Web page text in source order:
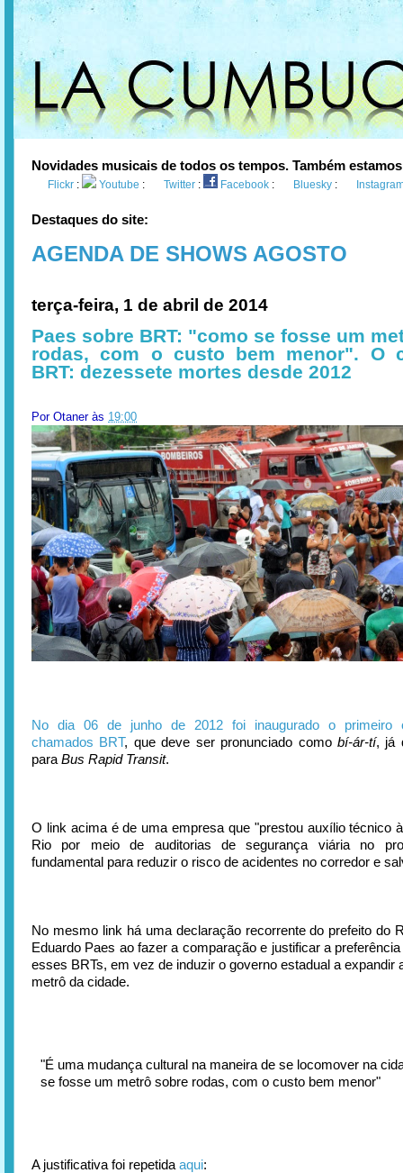
Novidades musicais de todos os tempos. Também
Flickr : Youtube : Twitter : Facebook : Bluesky :
Destaques do site:
AGENDA DE SHOWS AGOSTO
terça-feira, 1 de abril de 2014
Paes sobre BRT: "como se fosse um
rodas, com o custo bem menor". O
BRT: dezessete mortes desde 2012
Por Otaner às 19:00
No dia 06 de junho de 2012 foi inaugurado o primeiro
chamados BRT, que deve ser pronunciado como bí-ár-tí, já
para Bus Rapid Transit.
O link acima é de uma empresa que "prestou auxílio técnico
Rio por meio de auditorias de segurança viária no
fundamental para reduzir o risco de acidentes no corredor e
No mesmo link há uma declaração recorrente do prefeito do
Eduardo Paes ao fazer a comparação e justificar a
esses BRTs, em vez de induzir o governo estadual a expandir
metrô da cidade.
"É uma mudança cultural na maneira de se locomover na
se fosse um metrô sobre rodas, com o custo bem menor"
A justificativa foi repetida aqui: